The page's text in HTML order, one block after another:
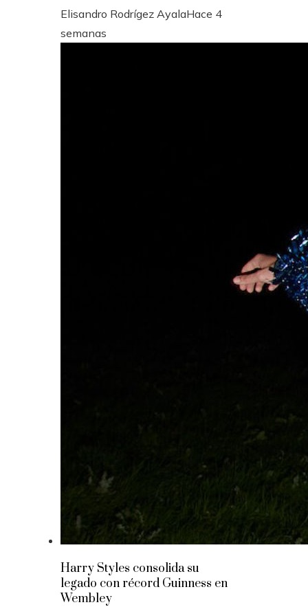
Elisandro Rodrígez AyalaHace 4
semanas
Harry Styles consolida su
legado con récord Guinness en
Wembley